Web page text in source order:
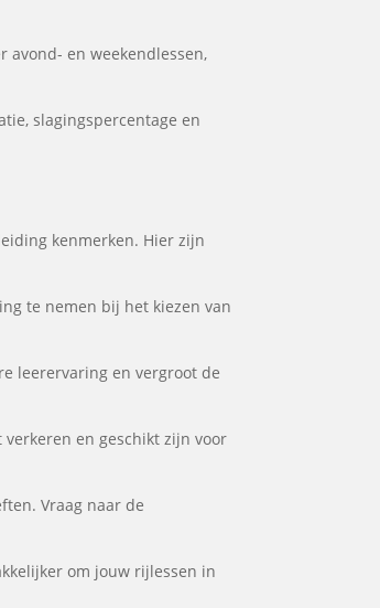
avond- en weekendlessen,
slagingspercentage en
kenmerken. Hier zijn
te nemen bij het kiezen van
leerervaring en vergroot de
en geschikt zijn voor
Vraag naar de
om jouw rijlessen in